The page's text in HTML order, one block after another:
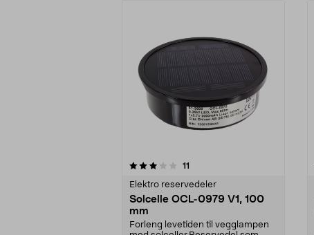
11
Elektro reservedeler
Solcelle OCL-0979 V1, 100
mm
Forleng levetiden til vegglampen
4.0av 5 stjerner